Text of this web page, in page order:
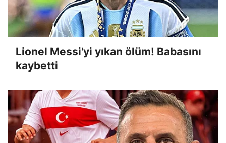
Lionel Messi'yi yıkan ölüm! Babasını
kaybetti